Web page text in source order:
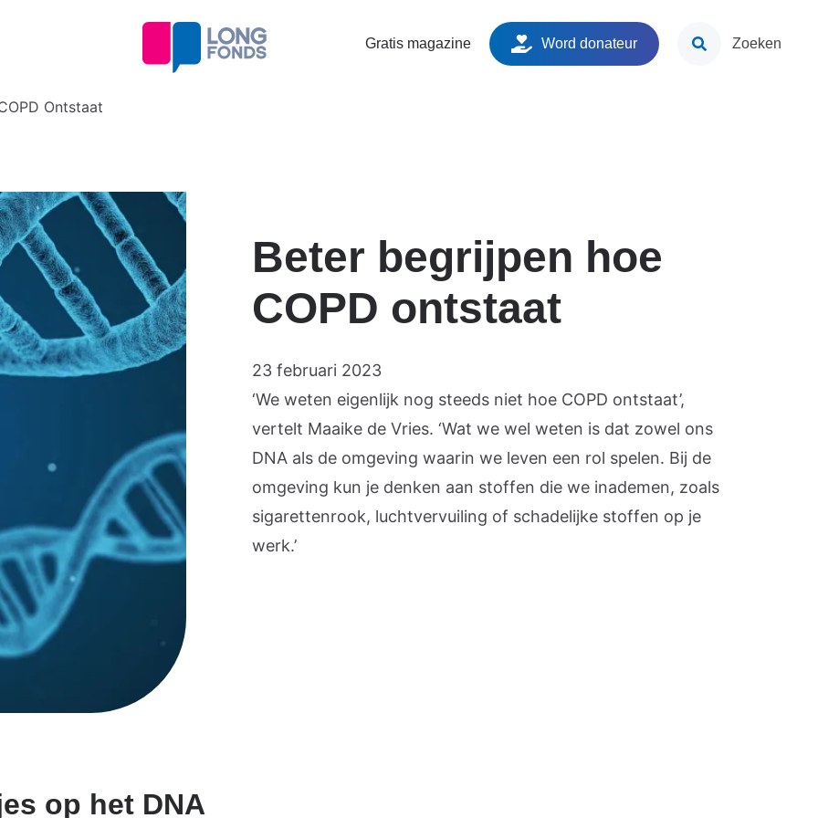
Gratis magazine Word donateur Zoeken
Ontstaat
Beter begrijpen hoe
COPD ontstaat
23 februari 2023
‘We weten eigenlijk nog steeds niet hoe COPD ontstaat’,
vertelt Maaike de Vries. ‘Wat we wel weten is dat zowel ons
DNA als de omgeving waarin we leven een rol spelen. Bij de
omgeving kun je denken aan stoffen die we inademen, zoals
sigarettenrook, luchtvervuiling of schadelijke stoffen op je
werk.’
op het DNA